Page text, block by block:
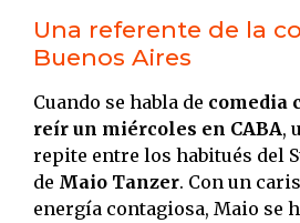
Una referente de la
Buenos Aires
Cuando se habla de comedia
reír un miércoles en CABA,
repite entre los habitués del
de Maio Tanzer. Con un
energía contagiosa, Maio se